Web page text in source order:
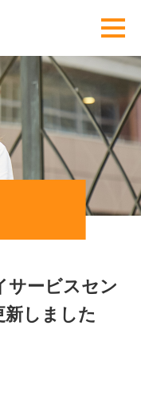
サービスセン
しました